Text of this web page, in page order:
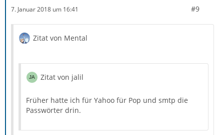
7. Januar 2018 um 16:41 #9
Zitat von Mental
Zitat von jalil
Früher hatte ich für Yahoo für Pop und smtp die
Passwörter drin.